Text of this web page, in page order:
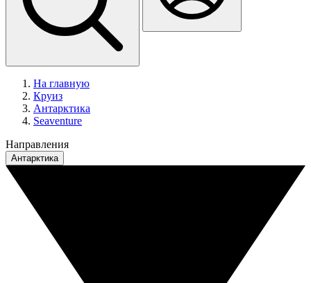
На главную
Круиз
Антарктика
Seaventure
Направления
Антарктика